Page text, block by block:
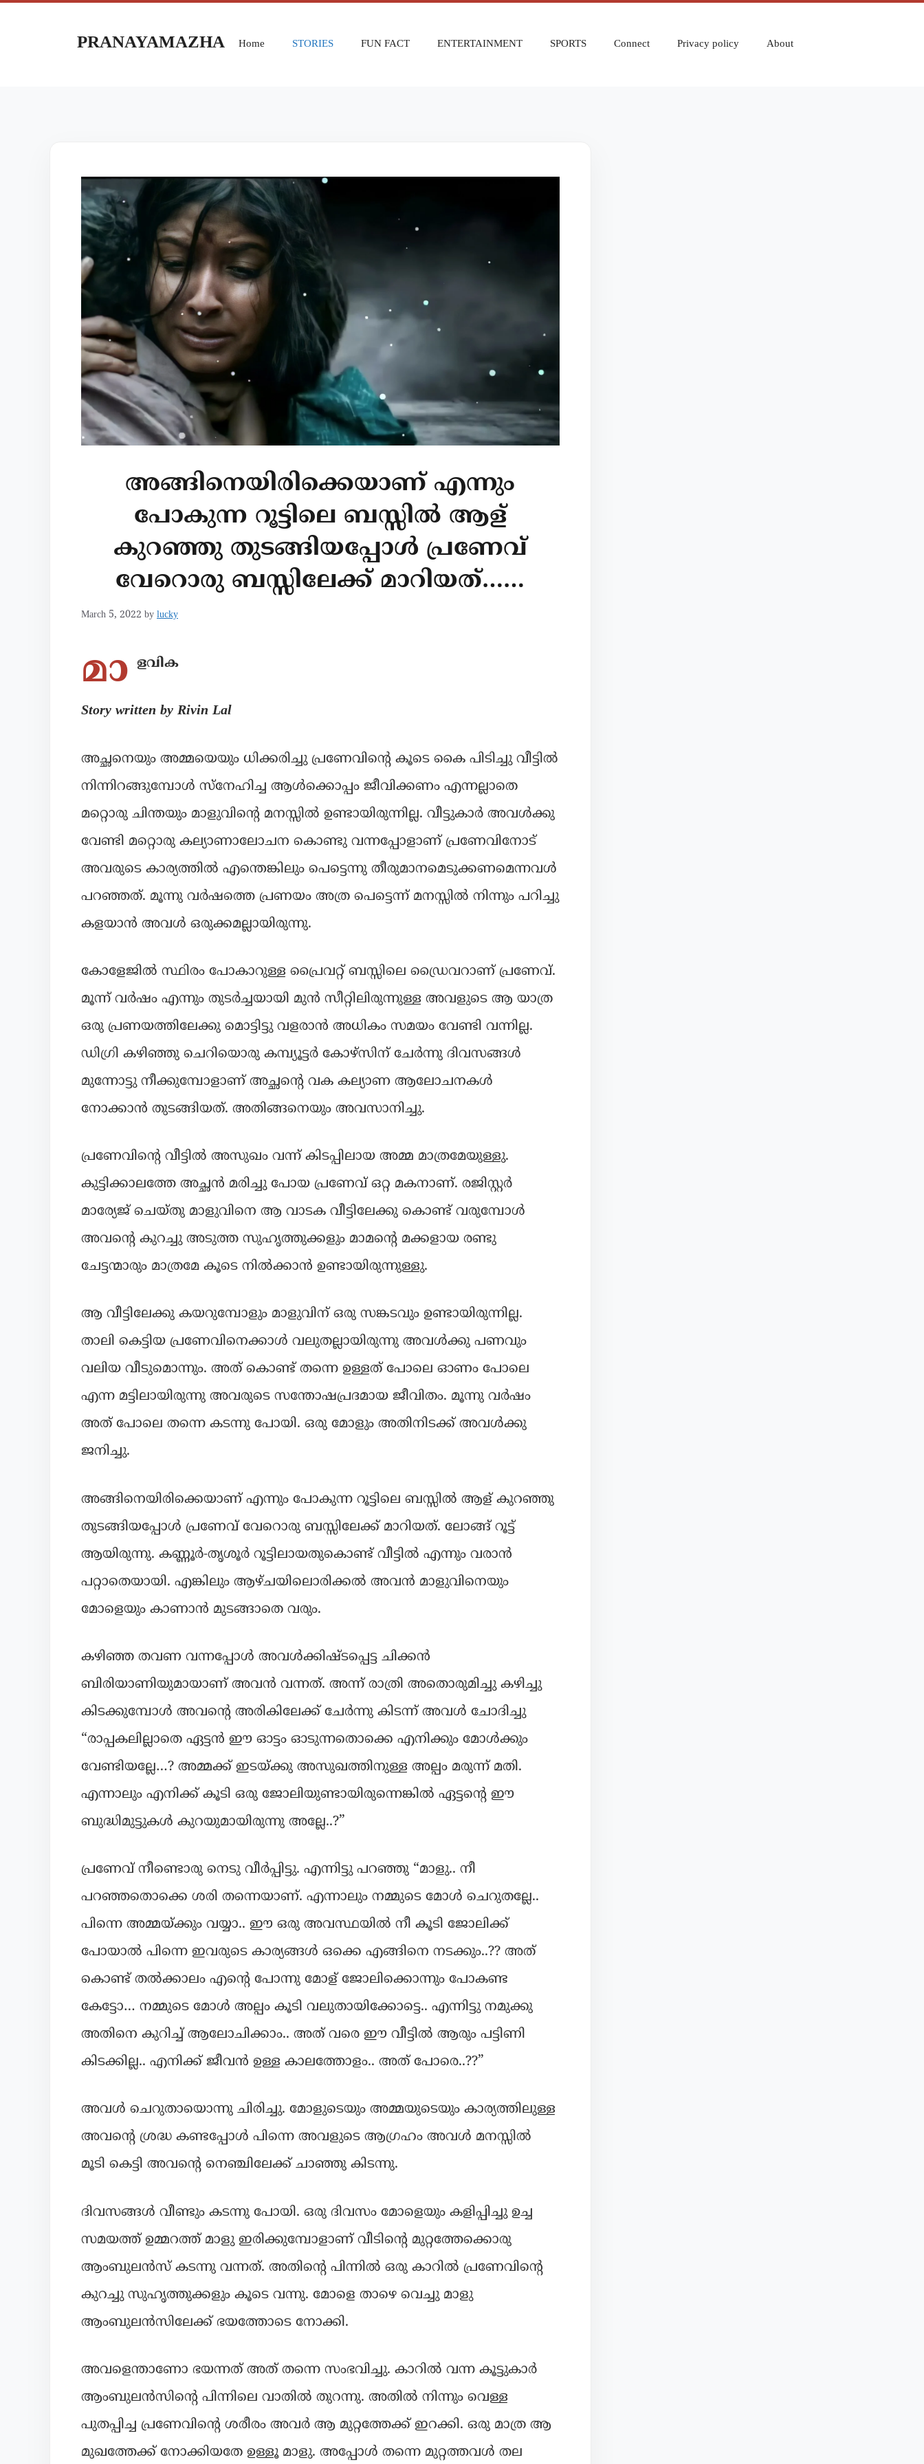
PRANAYAMAZHA Home STORIES FUN FACT ENTERTAINMENT SPORTS Connect Privacy policy About
അങ്ങിനെയിരിക്കെയാണ് എന്നും
പോകുന്ന റൂട്ടിലെ ബസ്സിൽ ആള്
കുറഞ്ഞു തുടങ്ങിയപ്പോൾ പ്രണേവ്
വേറൊരു ബസ്സിലേക്ക് മാറിയത്……
March 5, 2022 by lucky
മാ ളവിക
Story written by Rivin Lal
അച്ഛനെയും അമ്മയെയും ധിക്കരിച്ചു പ്രണേവിന്റെ കൂടെ കൈ പിടിച്ചു വീട്ടിൽ
നിന്നിറങ്ങുമ്പോൾ സ്നേഹിച്ച ആൾക്കൊപ്പം ജീവിക്കണം എന്നല്ലാതെ
മറ്റൊരു ചിന്തയും മാളുവിന്റെ മനസ്സിൽ ഉണ്ടായിരുന്നില്ല. വീട്ടുകാർ അവൾക്കു
വേണ്ടി മറ്റൊരു കല്യാണാലോചന കൊണ്ടു വന്നപ്പോളാണ് പ്രണേവിനോട്
അവരുടെ കാര്യത്തിൽ എന്തെങ്കിലും പെട്ടെന്നു തീരുമാനമെടുക്കണമെന്നവൾ
പറഞ്ഞത്. മൂന്നു വർഷത്തെ പ്രണയം അത്ര പെട്ടെന്ന് മനസ്സിൽ നിന്നും പറിച്ചു
കളയാൻ അവൾ ഒരുക്കമല്ലായിരുന്നു.
കോളേജിൽ സ്ഥിരം പോകാറുള്ള പ്രൈവറ്റ് ബസ്സിലെ ഡ്രൈവറാണ് പ്രണേവ്.
മൂന്ന് വർഷം എന്നും തുടർച്ചയായി മുൻ സീറ്റിലിരുന്നുള്ള അവളുടെ ആ യാത്ര
ഒരു പ്രണയത്തിലേക്കു മൊട്ടിട്ടു വളരാൻ അധികം സമയം വേണ്ടി വന്നില്ല.
ഡിഗ്രി കഴിഞ്ഞു ചെറിയൊരു കമ്പ്യൂട്ടർ കോഴ്സിന് ചേർന്നു ദിവസങ്ങൾ
മുന്നോട്ടു നീക്കുമ്പോളാണ് അച്ഛന്റെ വക കല്യാണ ആലോചനകൾ
നോക്കാൻ തുടങ്ങിയത്. അതിങ്ങനെയും അവസാനിച്ചു.
പ്രണേവിന്റെ വീട്ടിൽ അസുഖം വന്ന് കിടപ്പിലായ അമ്മ മാത്രമേയുള്ളു.
കുട്ടിക്കാലത്തേ അച്ഛൻ മരിച്ചു പോയ പ്രണേവ് ഒറ്റ മകനാണ്. രജിസ്റ്റർ
മാര്യേജ് ചെയ്തു മാളുവിനെ ആ വാടക വീട്ടിലേക്കു കൊണ്ട് വരുമ്പോൾ
അവന്റെ കുറച്ചു അടുത്ത സുഹൃത്തുക്കളും മാമന്റെ മക്കളായ രണ്ടു
ചേട്ടന്മാരും മാത്രമേ കൂടെ നിൽക്കാൻ ഉണ്ടായിരുന്നുള്ളു.
ആ വീട്ടിലേക്കു കയറുമ്പോളും മാളുവിന്‌ ഒരു സങ്കടവും ഉണ്ടായിരുന്നില്ല.
താലി കെട്ടിയ പ്രണേവിനെക്കാൾ വലുതല്ലായിരുന്നു അവൾക്കു പണവും
വലിയ വീടുമൊന്നും. അത് കൊണ്ട് തന്നെ ഉള്ളത് പോലെ ഓണം പോലെ
എന്ന മട്ടിലായിരുന്നു അവരുടെ സന്തോഷപ്രദമായ ജീവിതം. മൂന്നു വർഷം
അത് പോലെ തന്നെ കടന്നു പോയി. ഒരു മോളും അതിനിടക്ക് അവൾക്കു
ജനിച്ചു.
അങ്ങിനെയിരിക്കെയാണ് എന്നും പോകുന്ന റൂട്ടിലെ ബസ്സിൽ ആള് കുറഞ്ഞു
തുടങ്ങിയപ്പോൾ പ്രണേവ് വേറൊരു ബസ്സിലേക്ക് മാറിയത്. ലോങ്ങ്‌ റൂട്ട്
ആയിരുന്നു. കണ്ണൂർ-തൃശൂർ റൂട്ടിലായതുകൊണ്ട് വീട്ടിൽ എന്നും വരാൻ
പറ്റാതെയായി. എങ്കിലും ആഴ്ചയിലൊരിക്കൽ അവൻ മാളുവിനെയും
മോളെയും കാണാൻ മുടങ്ങാതെ വരും.
കഴിഞ്ഞ തവണ വന്നപ്പോൾ അവൾക്കിഷ്ടപ്പെട്ട ചിക്കൻ
ബിരിയാണിയുമായാണ് അവൻ വന്നത്. അന്ന് രാത്രി അതൊരുമിച്ചു കഴിച്ചു
കിടക്കുമ്പോൾ അവന്റെ അരികിലേക്ക് ചേർന്നു കിടന്ന് അവൾ ചോദിച്ചു
“രാപ്പകലില്ലാതെ ഏട്ടൻ ഈ ഓട്ടം ഓടുന്നതൊക്കെ എനിക്കും മോൾക്കും
വേണ്ടിയല്ലേ…? അമ്മക്ക് ഇടയ്ക്കു അസുഖത്തിനുള്ള അല്പം മരുന്ന് മതി.
എന്നാലും എനിക്ക് കൂടി ഒരു ജോലിയുണ്ടായിരുന്നെങ്കിൽ ഏട്ടന്റെ ഈ
ബുദ്ധിമുട്ടുകൾ കുറയുമായിരുന്നു അല്ലേ..?”
പ്രണേവ് നീണ്ടൊരു നെടു വീർപ്പിട്ടു. എന്നിട്ടു പറഞ്ഞു “മാളു.. നീ
പറഞ്ഞതൊക്കെ ശരി തന്നെയാണ്. എന്നാലും നമ്മുടെ മോൾ ചെറുതല്ലേ..
പിന്നെ അമ്മയ്ക്കും വയ്യാ.. ഈ ഒരു അവസ്ഥയിൽ നീ കൂടി ജോലിക്ക്
പോയാൽ പിന്നെ ഇവരുടെ കാര്യങ്ങൾ ഒക്കെ എങ്ങിനെ നടക്കും..?? അത്
കൊണ്ട് തൽക്കാലം എന്റെ പോന്നു മോള് ജോലിക്കൊന്നും പോകണ്ട
കേട്ടോ… നമ്മുടെ മോൾ അല്പം കൂടി വലുതായിക്കോട്ടെ.. എന്നിട്ടു നമുക്കു
അതിനെ കുറിച്ച് ആലോചിക്കാം.. അത് വരെ ഈ വീട്ടിൽ ആരും പട്ടിണി
കിടക്കില്ല.. എനിക്ക് ജീവൻ ഉള്ള കാലത്തോളം.. അത് പോരെ..??”
അവൾ ചെറുതായൊന്നു ചിരിച്ചു. മോളുടെയും അമ്മയുടെയും കാര്യത്തിലുള്ള
അവന്റെ ശ്രദ്ധ കണ്ടപ്പോൾ പിന്നെ അവളുടെ ആഗ്രഹം അവൾ മനസ്സിൽ
മൂടി കെട്ടി അവന്റെ നെഞ്ചിലേക്ക് ചാഞ്ഞു കിടന്നു.
ദിവസങ്ങൾ വീണ്ടും കടന്നു പോയി. ഒരു ദിവസം മോളെയും കളിപ്പിച്ചു ഉച്ച
സമയത്ത് ഉമ്മറത്ത് മാളു ഇരിക്കുമ്പോളാണ് വീടിന്റെ മുറ്റത്തേക്കൊരു
ആംബുലൻസ് കടന്നു വന്നത്. അതിന്റെ പിന്നിൽ ഒരു കാറിൽ പ്രണേവിന്റെ
കുറച്ചു സുഹൃത്തുക്കളും കൂടെ വന്നു. മോളെ താഴെ വെച്ചു മാളു
ആംബുലൻസിലേക്ക് ഭയത്തോടെ നോക്കി.
അവളെന്താണോ ഭയന്നത് അത് തന്നെ സംഭവിച്ചു. കാറിൽ വന്ന കൂട്ടുകാർ
ആംബുലൻസിന്റെ പിന്നിലെ വാതിൽ തുറന്നു. അതിൽ നിന്നും വെള്ള
പുതപ്പിച്ച പ്രണേവിന്റെ ശരീരം അവർ ആ മുറ്റത്തേക്ക് ഇറക്കി. ഒരു മാത്ര ആ
മുഖത്തേക്ക് നോക്കിയതേ ഉള്ളൂ മാളു. അപ്പോൾ തന്നെ മുറ്റത്തവൾ തല